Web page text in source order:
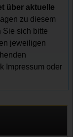
über aktuelle
zu diesem
Sie sich bitte
jeweiligen
Impressum oder